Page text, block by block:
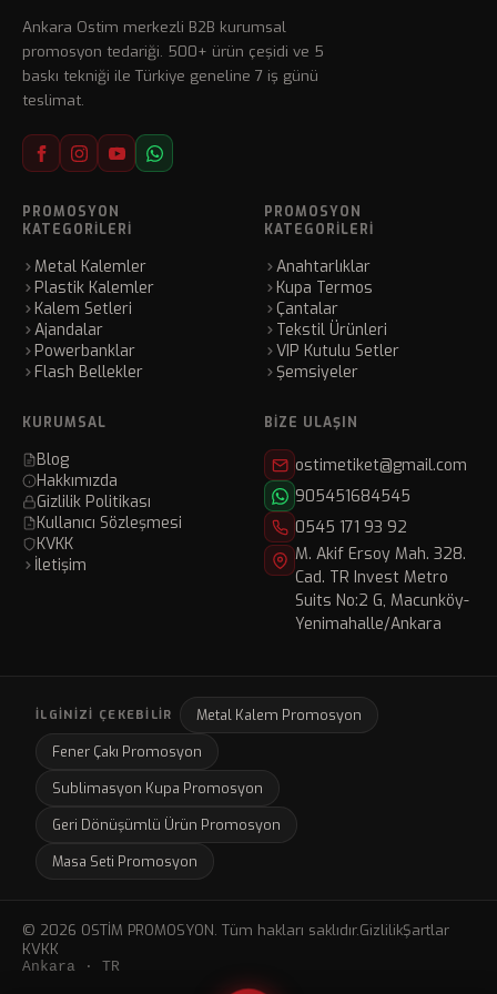
Ankara Ostim merkezli B2B kurumsal
promosyon tedariği. 500+ ürün çeşidi ve 5
baskı tekniği ile Türkiye geneline 7 iş günü
teslimat.
PROMOSYON
KATEGORILERI
Metal Kalemler
Plastik Kalemler
Kalem Setleri
Ajandalar
Powerbanklar
Flash Bellekler
PROMOSYON
KATEGORILERI
Anahtarlıklar
Kupa Termos
Çantalar
Tekstil Ürünleri
VIP Kutulu Setler
Şemsiyeler
KURUMSAL
Blog
Hakkımızda
Gizlilik Politikası
Kullanıcı Sözleşmesi
KVKK
İletişim
BIZE ULAŞIN
ostimetiket@gmail.com
905451684545
0545 171 93 92
M. Akif Ersoy Mah. 328.
Cad. TR Invest Metro
Suits No:2 G, Macunköy-
Yenimahalle/Ankara
İLGINIZI ÇEKEBILIR
Metal Kalem Promosyon
Fener Çakı Promosyon
Sublimasyon Kupa Promosyon
Geri Dönüşümlü Ürün Promosyon
Masa Seti Promosyon
© 2026 OSTİM PROMOSYON. Tüm hakları saklıdır.GizlilikŞartlar
KVKK
Ankara · TR